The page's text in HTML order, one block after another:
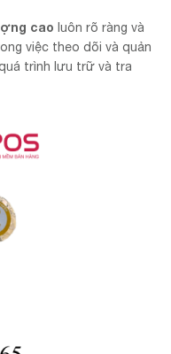
cao luôn rõ ràng và
việc theo dõi và quản
trình lưu trữ và tra